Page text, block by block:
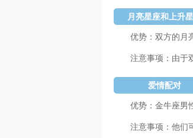
月亮星座和上升
优势：双方的月
注意事项：由于
爱情配对
优势：金牛座男
注意事项：他们